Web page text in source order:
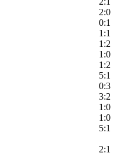
2:0
0:1
1:1
1:2
1:0
1:2
5:1
0:3
3:2
1:0
1:0
5:1
2:1